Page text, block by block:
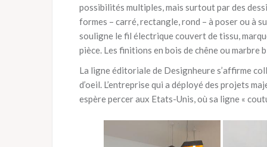
possibilités multiples, mais surtout par des
formes – carré, rectangle, rond – à poser ou à
souligne le fil électrique couvert de tissu,
pièce. Les finitions en bois de chêne ou marbre
La ligne éditoriale de Designheure s’affirme
d’oeil. L’entreprise qui a déployé des projets
espère percer aux Etats-Unis, où sa ligne «